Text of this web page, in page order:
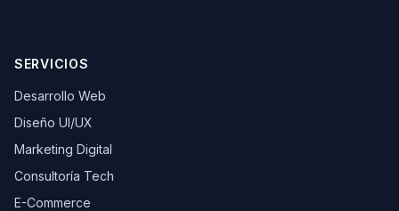
SERVICIOS
Desarrollo Web
Diseño UI/UX
Marketing Digital
Consultoría Tech
E-Commerce